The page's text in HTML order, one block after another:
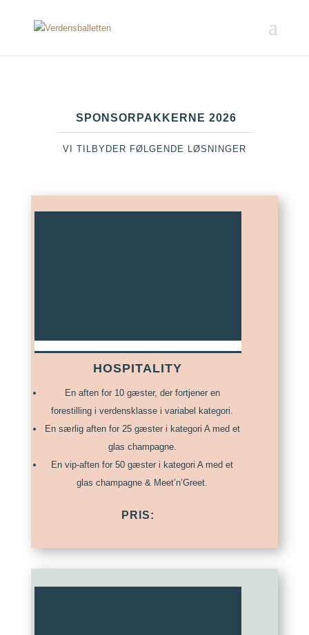
SPONSORPAKKERNE 2026
VI TILBYDER FØLGENDE LØSNINGER
HOSPITALITY
En aften for 10 gæster, der fortjener en
forestilling i verdensklasse i variabel kategori.
En særlig aften for 25 gæster i kategori A med et
glas champagne.
En vip-aften for 50 gæster i kategori A med et
glas champagne & Meet’n’Greet.
PRIS: